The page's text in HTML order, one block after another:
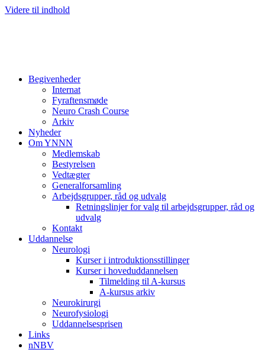
Videre til indhold
Begivenheder
Internat
Fyraftensmøde
Neuro Crash Course
Arkiv
Nyheder
Om YNNN
Medlemskab
Bestyrelsen
Vedtægter
Generalforsamling
Arbejdsgrupper, råd og udvalg
Retningslinjer for valg til arbejdsgrupper, råd og
udvalg
Kontakt
Uddannelse
Neurologi
Kurser i introduktionsstillinger
Kurser i hoveduddannelsen
Tilmelding til A-kursus
A-kursus arkiv
Neurokirurgi
Neurofysiologi
Uddannelsesprisen
Links
nNBV